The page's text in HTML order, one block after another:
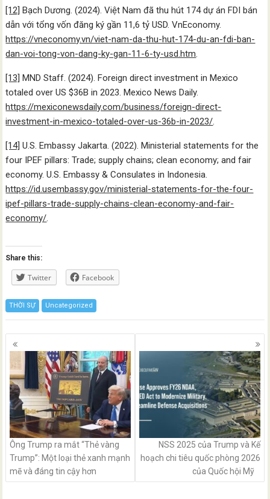
[12] Bạch Dương. (2024). Việt Nam đã thu hút 174 dự án FDI bán
dẫn với tổng vốn đăng ký gần 11,6 tỷ USD. VnEconomy.
https://vneconomy.vn/viet-nam-da-thu-hut-174-du-an-fdi-ban-
dan-voi-tong-von-dang-ky-gan-11-6-ty-usd.htm.
[13] MND Staff. (2024). Foreign direct investment in Mexico
totaled over US $36B in 2023. Mexico News Daily.
https://mexiconewsdaily.com/business/foreign-direct-
investment-in-mexico-totaled-over-us-36b-in-2023/.
[14] U.S. Embassy Jakarta. (2022). Ministerial statements for the
four IPEF pillars: Trade; supply chains; clean economy; and fair
economy. U.S. Embassy & Consulates in Indonesia.
https://id.usembassy.gov/ministerial-statements-for-the-four-
ipef-pillars-trade-supply-chains-clean-economy-and-fair-
economy/.
Share this:
Twitter Facebook
THỜI SỰ Uncategorized
Posts
navigation
Ông Trump ra mắt “Thẻ vàng
Trump”: Một loại thẻ xanh mạnh
mẽ và đáng tin cậy hơn
NSS 2025 của Trump và Kế
hoạch chi tiêu quốc phòng 2026
của Quốc hội Mỹ